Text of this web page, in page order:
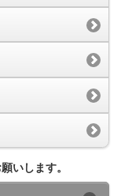
いします。